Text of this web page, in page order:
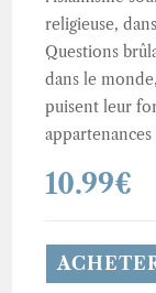
religieuse,
Questions
dans le
puisent leur
10.99€